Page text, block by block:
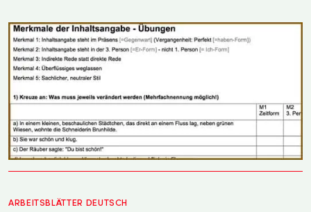
ARBEITSBLÄTTER DEUTSCH